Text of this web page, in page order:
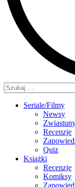
Szukaj:
Seriale/Filmy
Newsy
Recenzje
Quiz
Książki
Recenzje
Komiksy